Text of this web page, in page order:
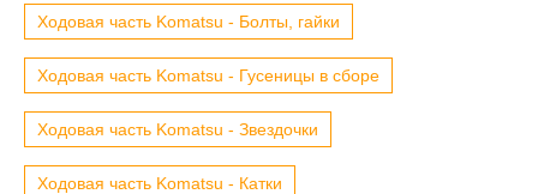
Ходовая часть Komatsu - Болты, гайки
Ходовая часть Komatsu - Гусеницы в сборе
Ходовая часть Komatsu - Звездочки
Ходовая часть Komatsu - Катки